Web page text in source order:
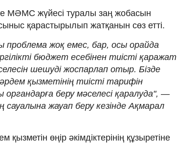
МӘМС жүйесі туралы заң жобасын
қарастырылып жатқанын сөз етті.
жоқ емес, бар, осы орайда
бюджет есебінен тиісті қаражат
шешуді жоспарлап отыр. Бізде
қызметінің тиісті тарифін
органдарға беру мәселесі қаралуда", —
жауап беру кезінде Ақмарал
өңір әкімдіктерінің құзыретіне